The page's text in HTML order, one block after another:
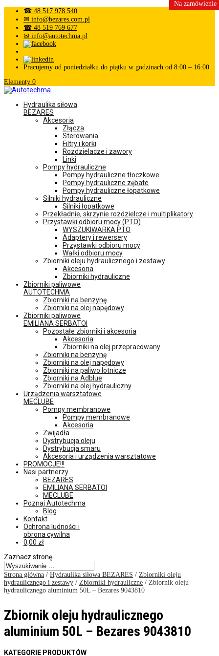
☎ 48 517 978 540
✉ info@bezares.com.pl
☎ 48 519 769 677
✉ info@autotechma.pl
Pracujemy od poniedziałku do piątku w godzinach od 8:00 – 16:00
Elementy 0
Hydraulika siłowa
BEZARES
Akcesoria
Złącza
Sterowania
Filtry i korki
Rozdzielacze i zawory
Linki
Pompy hydrauliczne
Pompy hydrauliczne tłoczkowe
Pompy hydrauliczne zębate
Pompy hydrauliczne łopatkowe
Silniki hydrauliczne
Silniki łopatkowe
Przekładnie, skrzynie rozdzielcze i multiplikatory
Przystawki odbioru mocy (PTO)
WYSZUKIWARKA PTO
Adaptery i rewersery
Przystawki odbioru mocy
Wałki odbioru mocy
Zbiorniki oleju hydraulicznego i zestawy
Akcesoria
Zbiorniki hydrauliczne
Zbiorniki paliwowe
AUTOTECHMA
Zbiorniki na benzynę
Zbiorniki na olej napędowy
Zbiorniki paliwowe
EMILIANA SERBATOI
Pozostałe zbiorniki i akcesoria
Akcesoria
Zbiorniki na olej przepracowany
Zbiorniki na benzynę
Zbiorniki na olej napędowy
Zbiorniki na paliwo lotnicze
Zbiorniki na Adblue
Zbiorniki na olej hydrauliczny
Urządzenia warsztatowe
MECLUBE
Pompy membranowe
Pompy membranowe
Akcesoria
Zwijadła
Dystrybucja oleju
Dystrybucja smaru
Akcesoria i urządzenia warsztatowe
PROMOCJE!!!
Nasi partnerzy
BEZARES
EMILIANA SERBATOI
MECLUBE
Poznaj Autotechma
Blog
Kontakt
Ochrona ludności i
obrona cywilna
0,00 zł
Zaznacz stronę
Na zamówienie
Strona główna / Hydraulika siłowa BEZARES / Zbiorniki oleju
hydraulicznego i zestawy / Zbiorniki hydrauliczne / Zbiornik oleju
hydraulicznego aluminium 50L – Bezares 9043810
Zbiornik oleju hydraulicznego
aluminium 50L – Bezares 9043810
KATEGORIE PRODUKTÓW
Na zamówienie